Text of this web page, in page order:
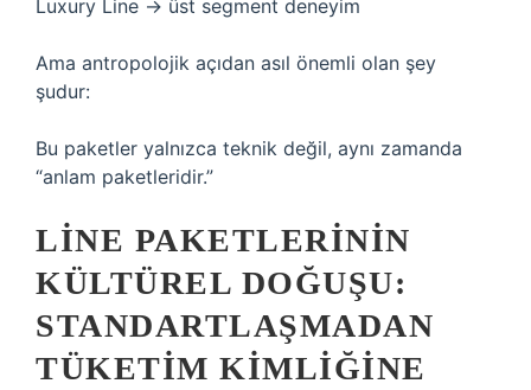
Luxury Line → üst segment deneyim
Ama antropolojik açıdan asıl önemli olan şey
şudur:
Bu paketler yalnızca teknik değil, aynı zamanda
“anlam paketleridir.”
LINE PAKETLERININ
KÜLTÜREL DOĞUŞU:
STANDARTLAŞMADAN
TÜKETIM KIMLIĞINE